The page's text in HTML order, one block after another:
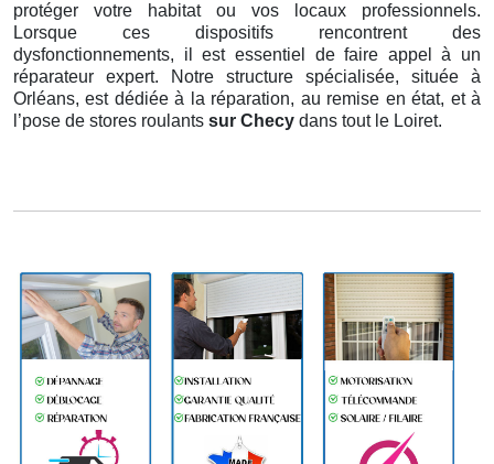
protéger votre habitat ou vos locaux professionnels.
Lorsque ces dispositifs rencontrent des
dysfonctionnements, il est essentiel de faire appel à un
réparateur expert. Notre structure spécialisée, située à
Orléans, est dédiée à la réparation, au remise en état, et à
l’pose de stores roulants sur Checy dans tout le Loiret.